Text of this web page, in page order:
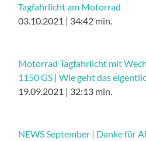
Tagfahrlicht am Motorrad
03.10.2021 | 34:42 min.
Motorrad Tagfahrlicht mit
1150 GS | Wie geht das
19.09.2021 | 32:13 min.
NEWS September | Danke für